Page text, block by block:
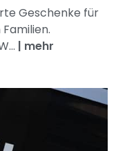
Geschenke für
| mehr